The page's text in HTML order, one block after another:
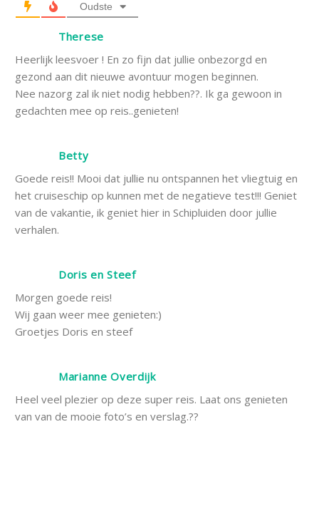
Oudste
Therese
Heerlijk leesvoer ! En zo fijn dat jullie onbezorgd en
gezond aan dit nieuwe avontuur mogen beginnen.
Nee nazorg zal ik niet nodig hebben??. Ik ga gewoon in
gedachten mee op reis..genieten!
Betty
Goede reis!! Mooi dat jullie nu ontspannen het vliegtuig en
het cruiseschip op kunnen met de negatieve test!!! Geniet
van de vakantie, ik geniet hier in Schipluiden door jullie
verhalen.
Doris en Steef
Morgen goede reis!
Wij gaan weer mee genieten:)
Groetjes Doris en steef
Marianne Overdijk
Heel veel plezier op deze super reis. Laat ons genieten
van van de mooie foto’s en verslag.??